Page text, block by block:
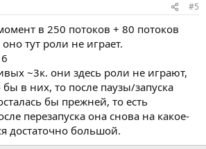
#5
в 250 потоков + 80 потоков
тут роли не играет.
~3к. они здесь роли не играют,
в них, то после паузы/запуска
бы прежней, то есть
перезапуска она снова на какое-
достаточно большой.